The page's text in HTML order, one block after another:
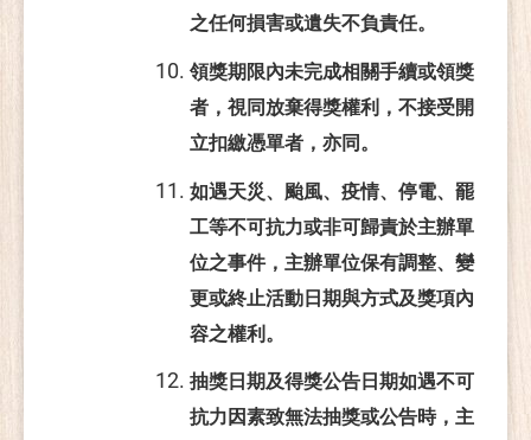
之任何損害或遺失不負責任。
領獎期限內未完成相關手續或領獎
者，視同放棄得獎權利，不接受開
立扣繳憑單者，亦同。
如遇天災、颱風、疫情、停電、罷
工等不可抗力或非可歸責於主辦單
位之事件，主辦單位保有調整、變
更或終止活動日期與方式及獎項內
容之權利。
抽獎日期及得獎公告日期如遇不可
抗力因素致無法抽獎或公告時，主